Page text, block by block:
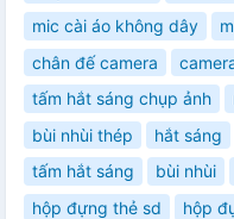
mic cài áo không dây
chân đế camera
tấm hắt sáng chụp ảnh
bùi nhùi thép
hắt sáng
tấm hắt sáng
bùi nhùi
hộp đựng thẻ sd
hộp